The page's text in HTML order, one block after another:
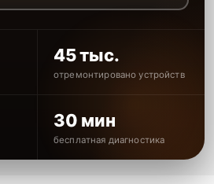
45 тыс.
отремонтировано устройств
30 мин
бесплатная диагностика